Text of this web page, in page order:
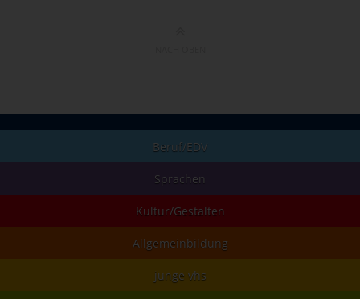
Beruf/EDV
Sprachen
Kultur/Gestalten
Allgemeinbildung
junge vhs